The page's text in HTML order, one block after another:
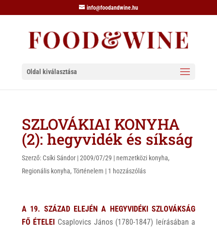
info@foodandwine.hu
Oldal kiválasztása
SZLOVÁKIAI KONYHA
(2): hegyvidék és síkság
Szerző: Csíki Sándor|2009/07/29 | nemzetközi konyha,
Regionális konyha, Történelem | 1 hozzászólás
A 19. SZÁZAD ELEJÉN A HEGYVIDÉKI SZLOVÁKSÁG
FŐ ÉTELEI Csaplovics János (1780-1847) leírásában a